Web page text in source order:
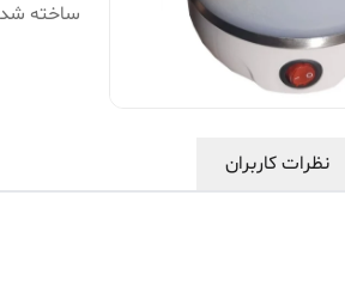
ساخته
نظرات کاربران